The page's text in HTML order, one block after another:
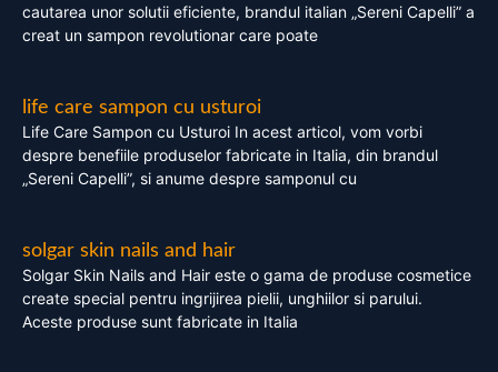
cautarea unor solutii eficiente, brandul italian „Sereni Capelli” a
creat un sampon revolutionar care poate
life care sampon cu usturoi
Life Care Sampon cu Usturoi In acest articol, vom vorbi
despre benefiile produselor fabricate in Italia, din brandul
„Sereni Capelli”, si anume despre samponul cu
solgar skin nails and hair
Solgar Skin Nails and Hair este o gama de produse cosmetice
create special pentru ingrijirea pielii, unghiilor si parului.
Aceste produse sunt fabricate in Italia